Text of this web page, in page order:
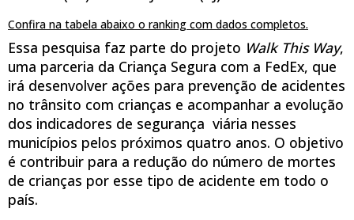
Confira na tabela abaixo o ranking com dados completos.
Essa pesquisa faz parte do projeto Walk This Way,
uma parceria da Criança Segura com a FedEx, que
irá desenvolver ações para prevenção de acidentes
no trânsito com crianças e acompanhar a evolução
dos indicadores de segurança viária nesses
municípios pelos próximos quatro anos. O objetivo
é contribuir para a redução do número de mortes
de crianças por esse tipo de acidente em todo o
país.